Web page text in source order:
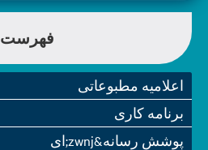
فهرست
اعلامیه مطبوعاتی
برنامه کاری
پوشش رسانه&zwnj;ای